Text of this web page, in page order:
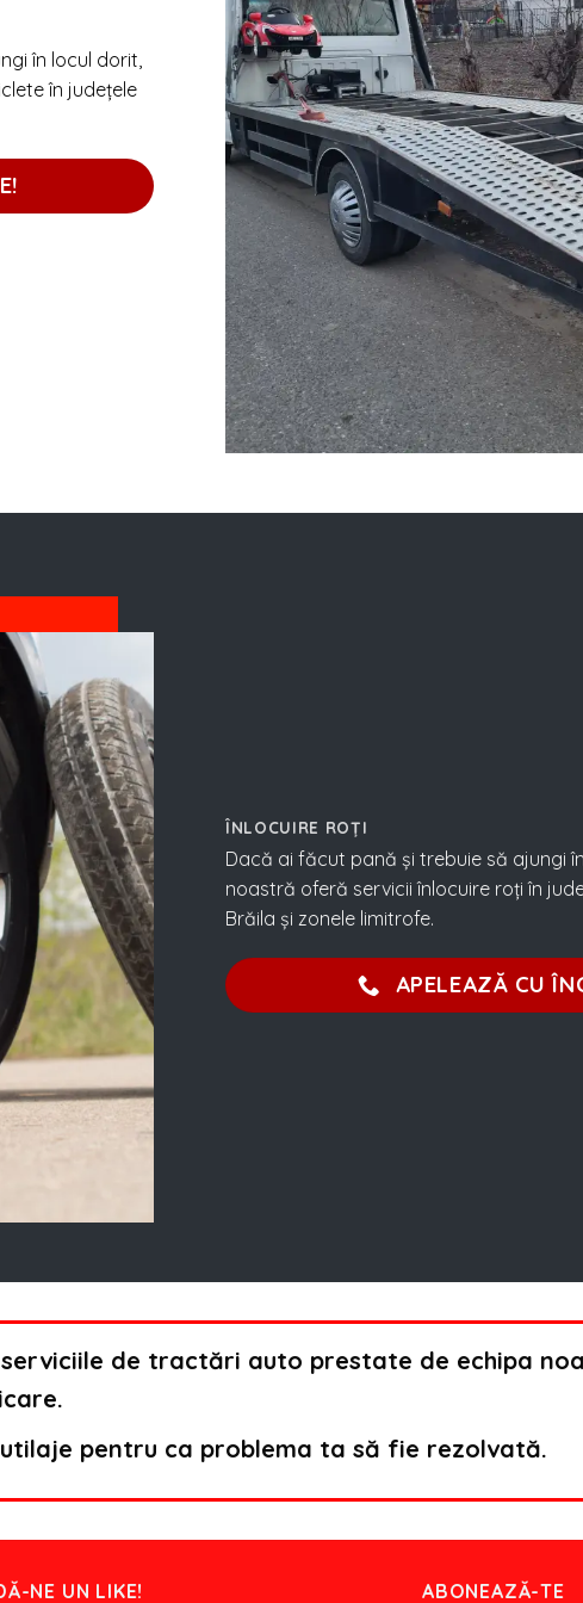
în locul dorit,
în județele
ÎNLOCUIRE ROȚI
Dacă ai făcut pană și trebuie să ajungi
noastră oferă servicii înlocuire roți în
Brăila și zonele limitrofe.
APELEAZĂ CU
de tractări auto prestate de echipa
pentru ca problema ta să fie rezolvată.
NE UN LIKE! ABONEAZĂ-TE